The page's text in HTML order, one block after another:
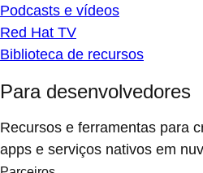
Podcasts e vídeos
Red Hat TV
Biblioteca de recursos
Para desenvolvedores
Recursos e ferramentas para
apps e serviços nativos em